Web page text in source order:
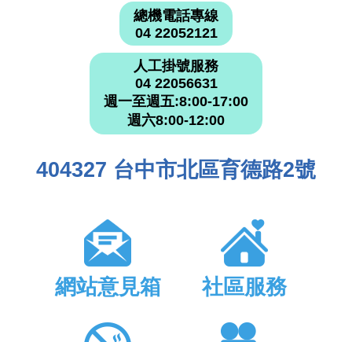
總機電話專線
04 22052121
人工掛號服務
04 22056631
週一至週五:8:00-17:00
週六8:00-12:00
404327 台中市北區育德路2號
網站意見箱 社區服務